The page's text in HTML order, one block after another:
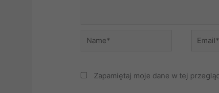
Name* Email*
Zapamiętaj moje dane w tej